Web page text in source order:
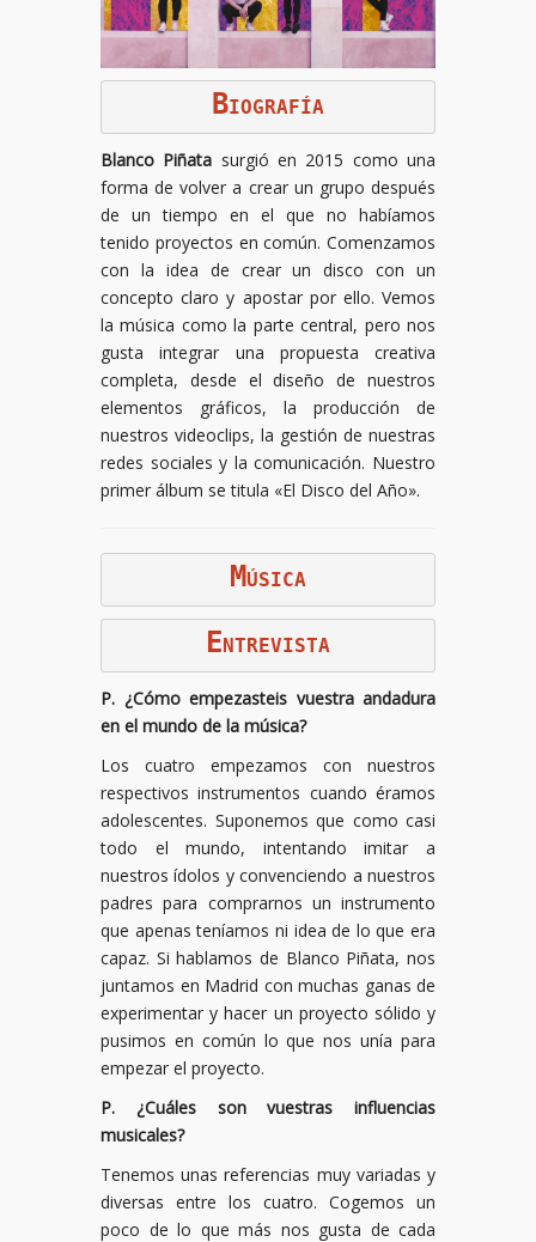
BIOGRAFÍA
Blanco Piñata surgió en 2015 como una
forma de volver a crear un grupo después
de un tiempo en el que no habíamos
tenido proyectos en común. Comenzamos
con la idea de crear un disco con un
concepto claro y apostar por ello. Vemos
la música como la parte central, pero nos
gusta integrar una propuesta creativa
completa, desde el diseño de nuestros
elementos gráficos, la producción de
nuestros videoclips, la gestión de nuestras
redes sociales y la comunicación. Nuestro
primer álbum se titula «El Disco del Año».
MÚSICA
E NTREVISTA
P. ¿Cómo empezasteis vuestra andadura
en el mundo de la música?
Los cuatro empezamos con nuestros
respectivos instrumentos cuando éramos
adolescentes. Suponemos que como casi
todo el mundo, intentando imitar a
nuestros ídolos y convenciendo a nuestros
padres para comprarnos un instrumento
que apenas teníamos ni idea de lo que era
capaz. Si hablamos de Blanco Piñata, nos
juntamos en Madrid con muchas ganas de
experimentar y hacer un proyecto sólido y
pusimos en común lo que nos unía para
empezar el proyecto.
P. ¿Cuáles son vuestras influencias
musicales?
Tenemos unas referencias muy variadas y
diversas entre los cuatro. Cogemos un
poco de lo que más nos gusta de cada